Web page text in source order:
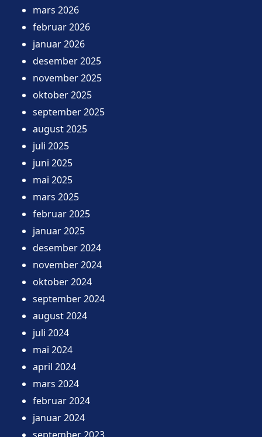
mars 2026
februar 2026
januar 2026
desember 2025
november 2025
oktober 2025
september 2025
august 2025
juli 2025
juni 2025
mai 2025
mars 2025
februar 2025
januar 2025
desember 2024
november 2024
oktober 2024
september 2024
august 2024
juli 2024
mai 2024
april 2024
mars 2024
februar 2024
januar 2024